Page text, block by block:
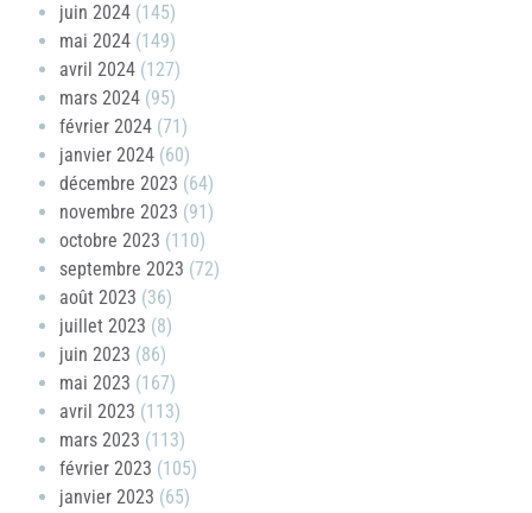
juin 2024 (145)
mai 2024 (149)
avril 2024 (127)
mars 2024 (95)
février 2024 (71)
janvier 2024 (60)
décembre 2023 (64)
novembre 2023 (91)
octobre 2023 (110)
septembre 2023 (72)
août 2023 (36)
juillet 2023 (8)
juin 2023 (86)
mai 2023 (167)
avril 2023 (113)
mars 2023 (113)
février 2023 (105)
janvier 2023 (65)